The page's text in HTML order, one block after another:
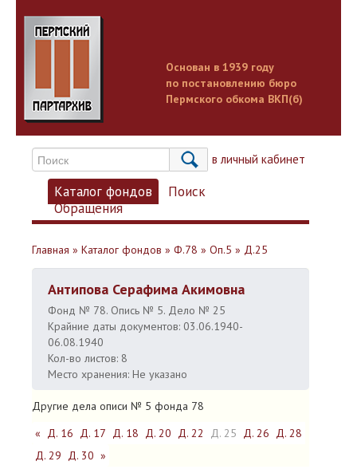
Основан в 1939 году
по постановлению бюро
Пермского обкома ВКП(б)
Вход в личный кабинет
Каталог фондов
Поиск
Обращения
Главная » Каталог фондов » Ф.78 » Оп.5 » Д.25
Антипова Серафима Акимовна
Фонд № 78. Опись № 5. Дело № 25
Крайние даты документов: 03.06.1940-
06.08.1940
Кол-во листов: 8
Место хранения: Не указано
Другие дела описи № 5 фонда 78
« Д. 16 Д. 17 Д. 18 Д. 20 Д. 22 Д. 25 Д. 26 Д. 28
Д. 29 Д. 30 »